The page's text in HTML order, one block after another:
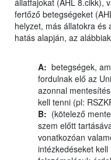
állatfajokat (AHL 8.cikk),
fertőző betegségeket
helyzet, más állatokra és
hatás alapján, az
A: betegségek,
fordulnak elő az
azonnal
kell tenni (pl:
B: (kötelező
szem előtt
vonatkozóan
intézkedéseket